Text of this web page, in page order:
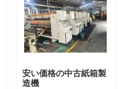
安い価格の中古紙箱製
造機